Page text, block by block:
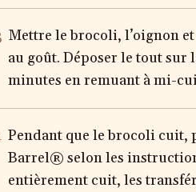
Mettre le brocoli, l’oignon
au goût. Déposer le tout sur
minutes en remuant à mi-
Pendant que le brocoli cuit,
Barrel® selon les
entièrement cuit, les